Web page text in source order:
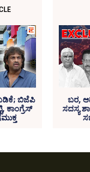
ಬಿಜೆಪಿ ಬರ,
ಸದಸ್ಯ